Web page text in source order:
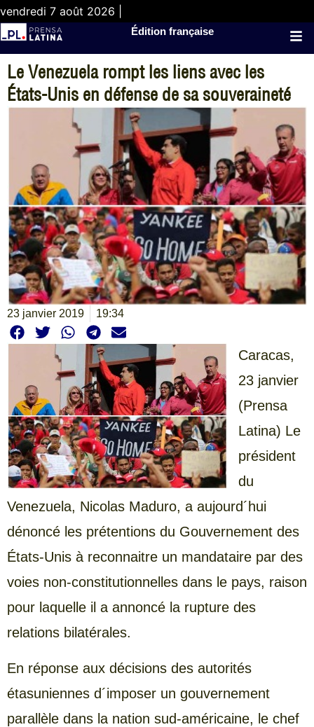
vendredi 7 août 2026 |
Édition française
Le Venezuela rompt les liens avec les
États-Unis en défense de sa souveraineté
23 janvier 2019 19:34
Caracas,
23 janvier
(Prensa
Latina) Le
président
du
Venezuela, Nicolas Maduro, a aujourd´hui
dénoncé les prétentions du Gouvernement des
États-Unis à reconnaitre un mandataire par des
voies non-constitutionnelles dans le pays, raison
pour laquelle il a annoncé la rupture des
relations bilatérales.
En réponse aux décisions des autorités
étasuniennes d´imposer un gouvernement
parallèle dans la nation sud-américaine, le chef